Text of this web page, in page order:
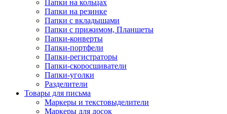
Папки на кольцах
Папки на резинке
Папки с вкладышами
Папки с прижимом, Планшеты
Папки-конверты
Папки-портфели
Папки-регистраторы
Папки-скоросшиватели
Папки-уголки
Разделители
Товары для письма
Маркеры и текстовыделители
Маркеры для досок